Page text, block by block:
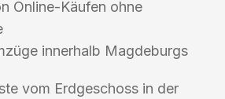
Online-Käufen ohne
innerhalb Magdeburgs
vom Erdgeschoss in der